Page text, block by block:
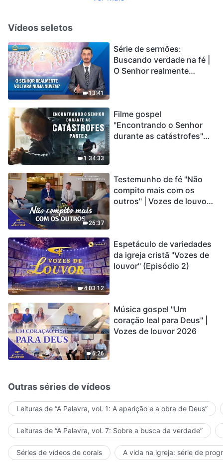
Vídeos seletos
13:41
Série de sermões:
Buscando verdade na fé |
O Senhor realmente
1:34:33
Filme gospel
"Encontrando o Senhor
durante as catástrofes"
catástrofes ccontecem, a
humanidade está
entrando em contagem
26:37
Testemunho de fé "Não
compito mais com os
outros" | Vozes de louvor
4:03:12
Espetáculo de variedades
da igreja cristã "Vozes de
louvor" (Episódio 2)
6:26
Música gospel "Um
coração leal para Deus" |
Vozes de louvor 2026
Outras séries de vídeos
Leituras de “A Palavra, vol. 1: A aparição e a obra de Deus”
Leituras de “A Palavra, vol. 7: Sobre a busca da verdade”
Séries de vídeos de corais A vida na igreja: série de